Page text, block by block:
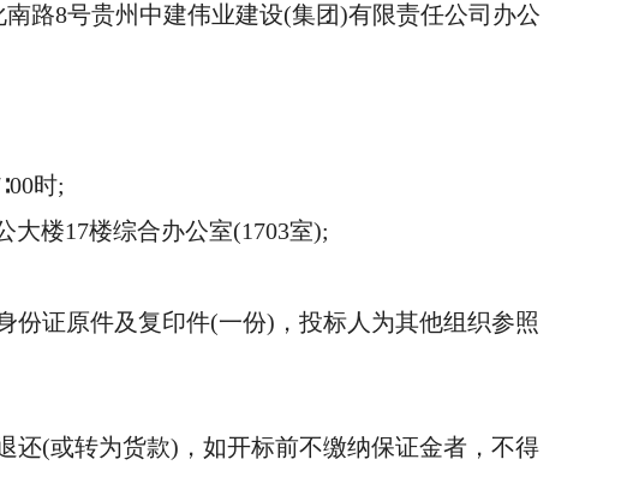
路8号贵州中建伟业建设(集团)有限责任公司办公
时;
楼17楼综合办公室(1703室);
证原件及复印件(一份)，投标人为其他组织参照
(或转为货款)，如开标前不缴纳保证金者，不得